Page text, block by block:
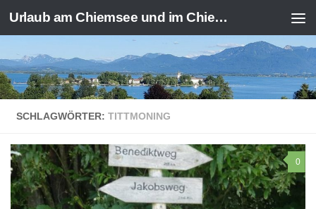
Zum Inhalt springen Urlaub am Chiemsee und im Chiemgau
SCHLAGWÖRTER: TITTMONING
0